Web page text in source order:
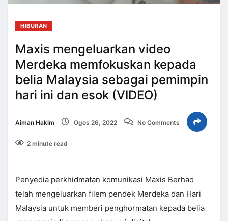
HIBURAN
Maxis mengeluarkan video
Merdeka memfokuskan kepada
belia Malaysia sebagai pemimpin
hari ini dan esok (VIDEO)
Aiman Hakim Ogos 26, 2022 No Comments
2 minute read
Penyedia perkhidmatan komunikasi Maxis Berhad
telah mengeluarkan filem pendek Merdeka dan Hari
Malaysia untuk memberi penghormatan kepada belia